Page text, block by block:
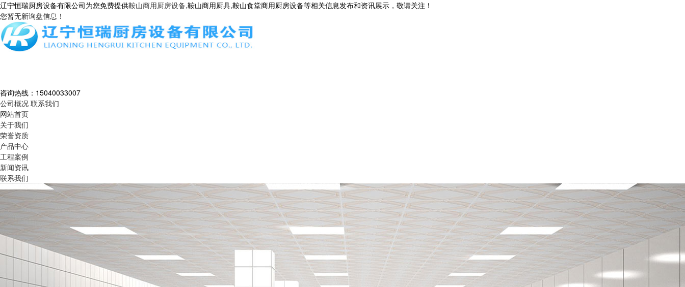
辽宁恒瑞厨房设备有限公司为您免费提供鞍山商用厨房设备,鞍山商用厨具,鞍山食堂商用厨房设备等相关信息发布和资讯展示，敬请关注！
您暂无新询盘信息！
咨询热线： 15040033007
公司概况 联系我们
网站首页
关于我们
荣誉资质
产品中心
工程案例
新闻资讯
联系我们